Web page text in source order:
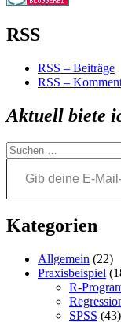
RSS
RSS – Beiträge
RSS –
Aktuell biete
Suchen
nach:
Gib deine E-Mail-Adresse ein ...
Kategorien
Allgemein (22)
Praxisbeispiel
R-
SPSS (43)